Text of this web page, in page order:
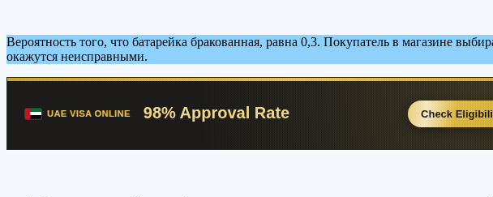
Вероятность того, что батарейка бракованная, равна 0,3. Покупатель в магазине
окажутся неисправными.